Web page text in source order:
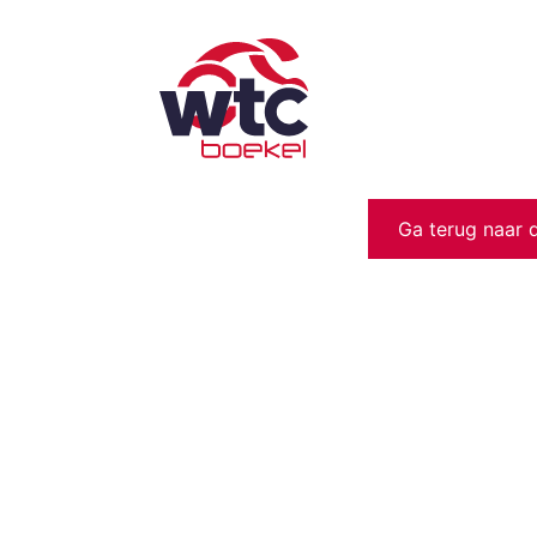
Ga terug naar